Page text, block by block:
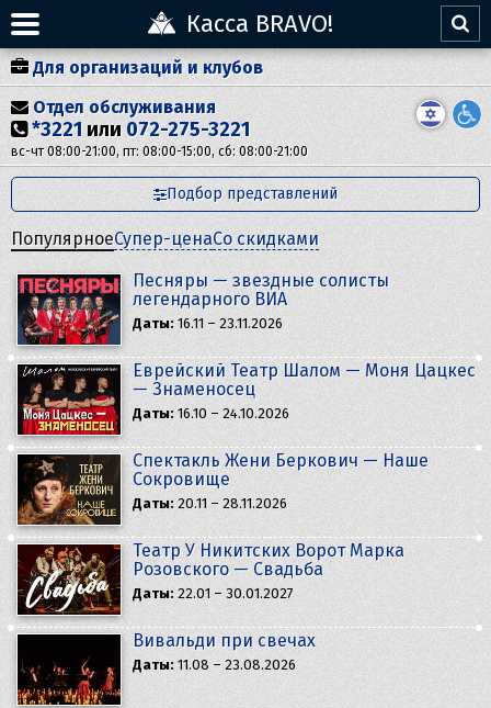
Касса BRAVO!
Для организаций и клубов
Отдел обслуживания
*3221 или 072-275-3221
вс-чт 08:00-21:00, пт: 08:00-15:00, сб: 08:00-21:00
Подбор представлений
ПопулярноеСупер-ценаСо скидками
Песняры — звездные солисты
легендарного ВИА
Даты: 16.11 – 23.11.2026
Еврейский Театр Шалом — Моня Цацкес
— Знаменосец
Даты: 16.10 – 24.10.2026
Спектакль Жени Беркович — Наше
Сокровище
Даты: 20.11 – 28.11.2026
Театр У Никитских Ворот Марка
Розовского — Свадьба
Даты: 22.01 – 30.01.2027
Вивальди при свечах
Даты: 11.08 – 23.08.2026